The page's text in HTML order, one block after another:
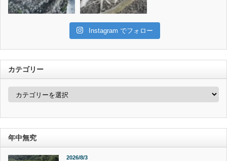
Instagram でフォロー
カテゴリー
カ
ー
年中無究
2026/8/3